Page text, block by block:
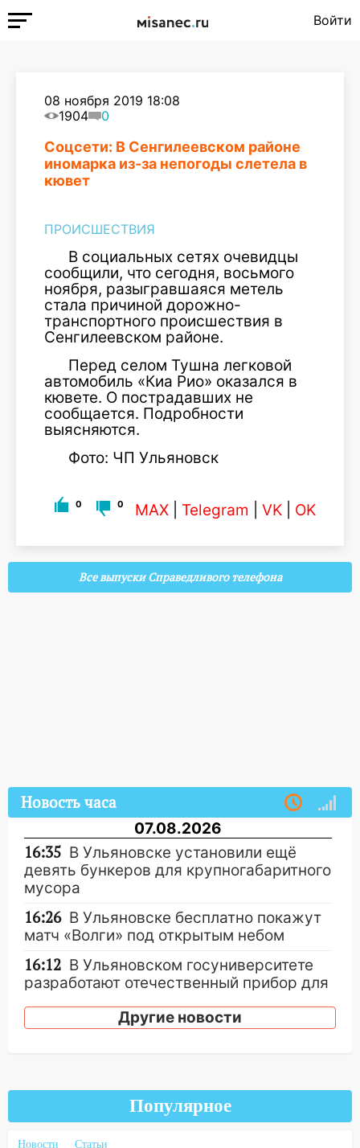
Войти
08 ноября 2019 18:08
1904
0
Соцсети: В Сенгилеевском районе
иномарка из-за непогоды слетела в
кювет
ПРОИСШЕСТВИЯ
В социальных сетях очевидцы
сообщили, что сегодня, восьмого
ноября, разыгравшаяся метель
стала причиной дорожно-
транспортного происшествия в
Сенгилеевском районе.
Перед селом Тушна легковой
автомобиль «Киа Рио» оказался в
кювете. О пострадавших не
сообщается. Подробности
выясняются.
Фото: ЧП Ульяновск
0 0 MAX Telegram VK OK
Все выпуски Справедливого телефона
Новость часа
07.08.2026
16:35 В Ульяновске установили ещё
девять бункеров для крупногабаритного
мусора
16:26 В Ульяновске бесплатно покажут
матч «Волги» под открытым небом
16:12 В Ульяновском госуниверситете
разработают отечественный прибор для
15:47 Ульяновцы могут вернуть деньги
15:34 После вмешательства
прокуратуры в селах Ульяновской
Другие новости
Популярное
Новости
Статьи